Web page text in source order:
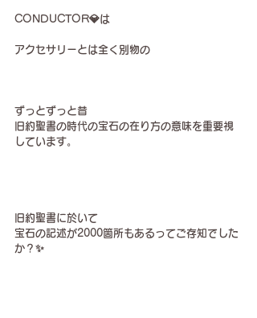
CONDUCTOR💎は
アクセサリーとは全く別物の
ずっとずっと昔
旧約聖書の時代の宝石の在り方の意味を重要視
しています。
旧約聖書に於いて
宝石の記述が2000箇所もあるってご存知でした
か？✨